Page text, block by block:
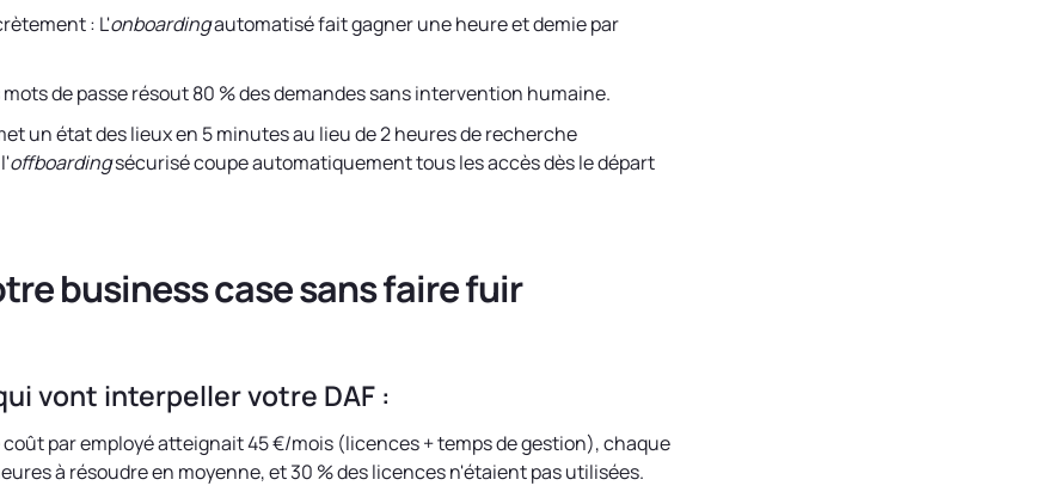
: L'onboardingautomatisé fait gagner une heure et demie par
de passe résout 80 % des demandes sans intervention humaine.
un état des lieux en 5 minutes au lieu de 2 heures de recherche
offboardingsécurisé coupe automatiquement tous les accès dès le départ
business case sans faire fuir
vont interpeller votre DAF :
par employé atteignait 45 €/mois (licences + temps de gestion), chaque
à résoudre en moyenne, et 30 % des licences n'étaient pas utilisées.